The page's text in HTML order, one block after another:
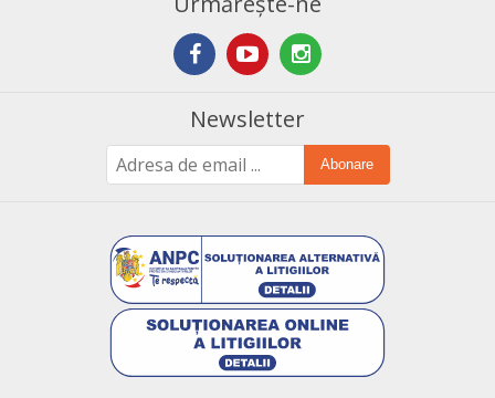
Newsletter
Abonare